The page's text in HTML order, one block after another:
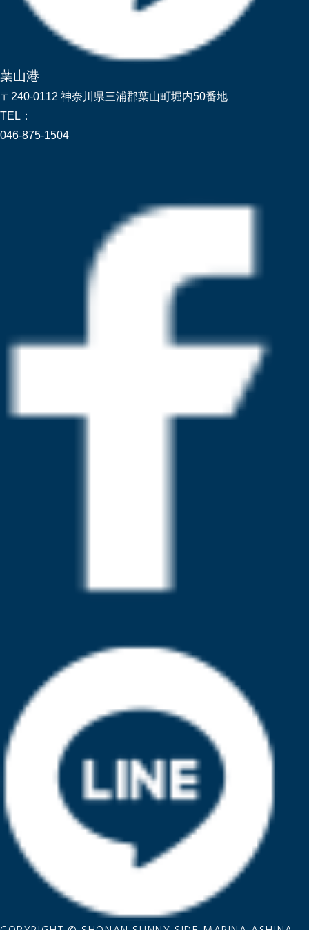
葉山港
〒240-0112 神奈川県三浦郡葉山町堀内50番地
TEL：
046-875-1504